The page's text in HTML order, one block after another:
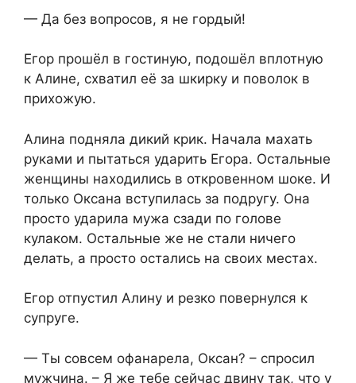
— Да без вопросов, я не гордый!
Егор прошёл в гостиную, подошёл вплотную
к Алине, схватил её за шкирку и поволок в
прихожую.
Алина подняла дикий крик. Начала махать
руками и пытаться ударить Егора. Остальные
женщины находились в откровенном шоке. И
только Оксана вступилась за подругу. Она
просто ударила мужа сзади по голове
кулаком. Остальные же не стали ничего
делать, а просто остались на своих местах.
Егор отпустил Алину и резко повернулся к
супруге.
— Ты совсем офанарела, Оксан? – спросил
мужчина. – Я же тебе сейчас двину так, что у